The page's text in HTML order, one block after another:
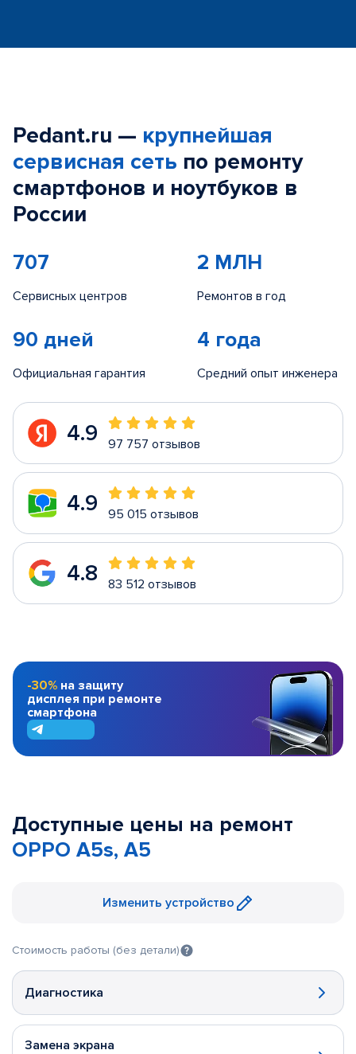
Pedant.ru — крупнейшая
сервисная сеть по ремонту
смартфонов и ноутбуков в
России
707
Сервисных центров
2 МЛН
Ремонтов в год
90 дней
Официальная гарантия
4 года
Средний опыт инженера
4.9 97 757 отзывов
4.9 95 015 отзывов
4.8 83 512 отзывов
-30% на защиту
дисплея при ремонте
смартфона
Доступные цены на ремонт
OPPO A5s, A5
Изменить устройство
Стоимость работы (без детали)
Диагностика
Замена экрана